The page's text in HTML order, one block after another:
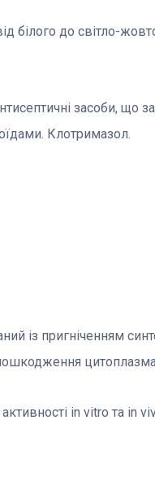
білого до світло-
засоби, що
Клотримазол.
із пригніченням
in vitro та in